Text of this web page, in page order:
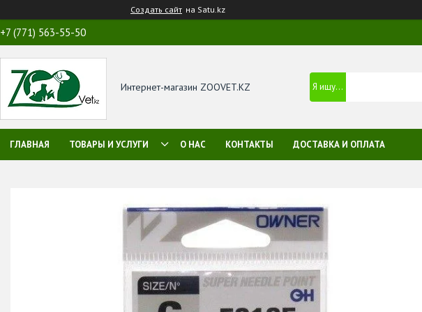
Создать сайт на Satu.kz
+7 (771) 563-55-50
Интернет-магазин ZOOVET.KZ
ГЛАВНАЯ ТОВАРЫ И УСЛУГИ О НАС КОНТАКТЫ ДОСТАВКА И ОПЛАТА